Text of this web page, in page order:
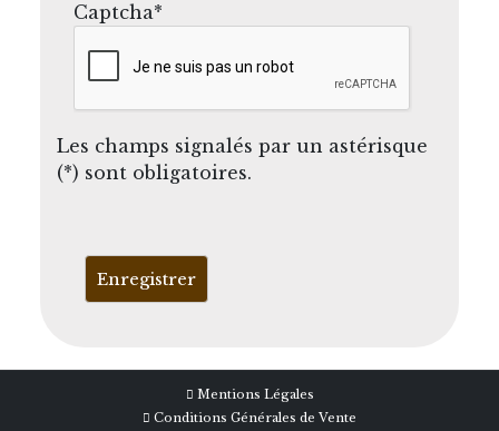
Captcha*
Les champs signalés par un astérisque
(*) sont obligatoires.
Enregistrer
Mentions Légales
Conditions Générales de Vente